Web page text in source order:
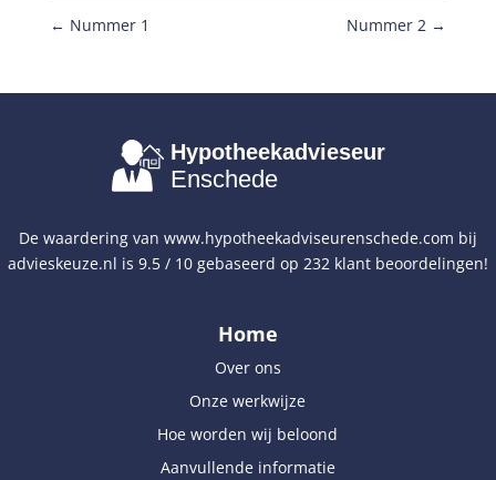
← Nummer 1 Nummer 2 →
Hypotheekadvieseur
Enschede
De waardering van www.hypotheekadviseurenschede.com bij
advieskeuze.nl is 9.5 / 10 gebaseerd op 232 klant beoordelingen!
Home
Over ons
Onze werkwijze
Hoe worden wij beloond
Aanvullende informatie